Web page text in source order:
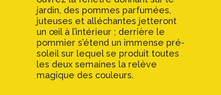
jardin, des pommes parfumées,
juteuses et alléchantes jetteront
un œil à l’intérieur ; derrière le
pommier s’étend un immense pré-
soleil sur lequel se produit toutes
les deux semaines la relève
magique des couleurs.